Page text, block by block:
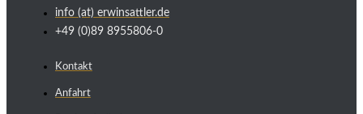
info (at) erwinsattler.de
+49 (0)89 8955806-0
Kontakt
Anfahrt